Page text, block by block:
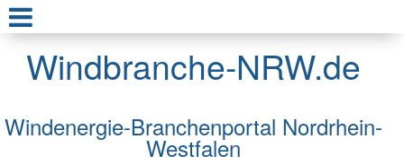
Windbranche-NRW.de
Windenergie-Branchenportal Nordrhein-
Westfalen